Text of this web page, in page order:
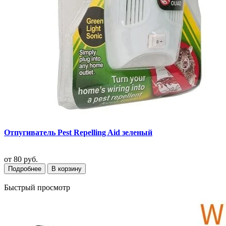
Отпугиватель Pest Repelling Aid зеленый
от 80 руб.
Подробнее В корзину
Быстрый просмотр